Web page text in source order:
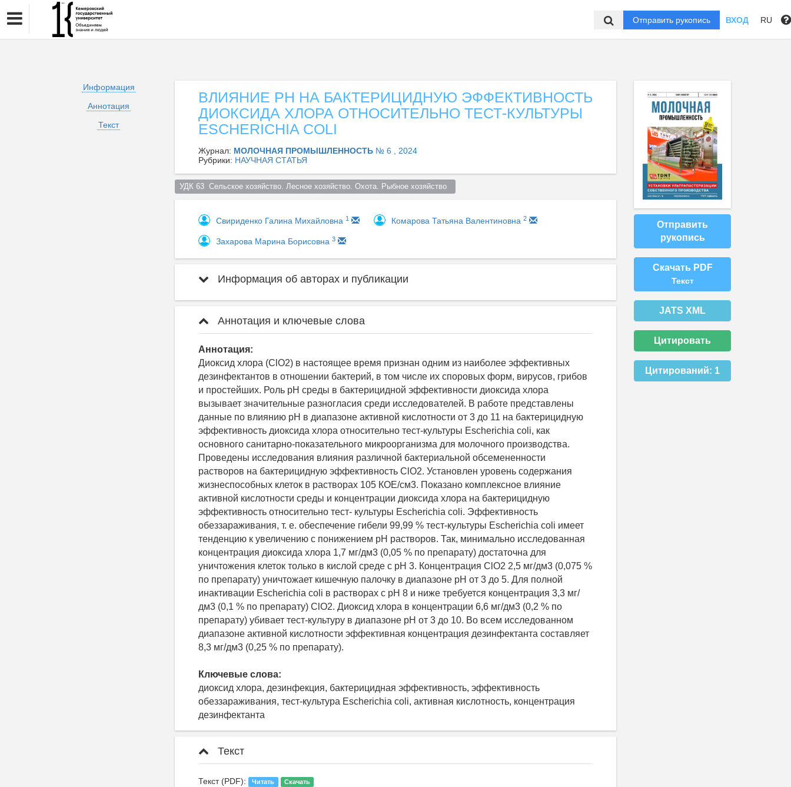
Отправить рукопись ВХОД RU
Информация
Аннотация
Текст
ВЛИЯНИЕ РН НА БАКТЕРИЦИДНУЮ ЭФФЕКТИВНОСТЬ
ДИОКСИДА ХЛОРА ОТНОСИТЕЛЬНО ТЕСТ-КУЛЬТУРЫ
ESCHERICHIA COLI
Журнал: МОЛОЧНАЯ ПРОМЫШЛЕННОСТЬ № 6 , 2024
Рубрики: НАУЧНАЯ СТАТЬЯ
УДК 63  Сельское хозяйство. Лесное хозяйство. Охота. Рыбное хозяйство
Свириденко Галина Михайловна 1 Комарова Татьяна Валентиновна 2
Захарова Марина Борисовна 3
Информация об авторах и публикации
Аннотация и ключевые слова
Аннотация:
Диоксид хлора (ClO2) в настоящее время признан одним из наиболее эффективных
дезинфектантов в отношении бактерий, в том числе их споровых форм, вирусов, грибов
и простейших. Роль рН среды в бактерицидной эффективности диоксида хлора
вызывает значительные разногласия среди исследователей. В работе представлены
данные по влиянию рН в диапазоне активной кислотности от 3 до 11 на бактерицидную
эффективность диоксида хлора относительно тест-культуры Escherichia coli, как
основного санитарно-показательного микроорганизма для молочного производства.
Проведены исследования влияния различной бактериальной обсемененности
растворов на бактерицидную эффективность ClO2. Установлен уровень содержания
жизнеспособных клеток в растворах 105 КОЕ/см3. Показано комплексное влияние
активной кислотности среды и концентрации диоксида хлора на бактерицидную
эффективность относительно тест- культуры Escherichia coli. Эффективность
обеззараживания, т. е. обеспечение гибели 99,99 % тест-культуры Escherichia coli имеет
тенденцию к увеличению с понижением рН растворов. Так, минимально исследованная
концентрация диоксида хлора 1,7 мг/дм3 (0,05 % по препарату) достаточна для
уничтожения клеток только в кислой среде с рН 3. Концентрация ClO2 2,5 мг/дм3 (0,075 %
по препарату) уничтожает кишечную палочку в диапазоне рН от 3 до 5. Для полной
инактивации Escherichia coli в растворах с рН 8 и ниже требуется концентрация 3,3 мг/
дм3 (0,1 % по препарату) ClO2. Диоксид хлора в концентрации 6,6 мг/дм3 (0,2 % по
препарату) убивает тест-культуру в диапазоне рН от 3 до 10. Во всем исследованном
диапазоне активной кислотности эффективная концентрация дезинфектанта составляет
8,3 мг/дм3 (0,25 % по препарату).
Ключевые слова:
диоксид хлора, дезинфекция, бактерицидная эффективность, эффективность
обеззараживания, тест-культура Escherichia coli, активная кислотность, концентрация
дезинфектанта
Текст
Текст (PDF): Читать Скачать
Отправить
рукопись
Скачать PDF
Текст
JATS XML
Цитировать
Цитирований: 1